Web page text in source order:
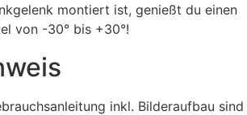
montiert ist, genießt du einen
von -30° bis +30°!
inkl. Bilderaufbau sind